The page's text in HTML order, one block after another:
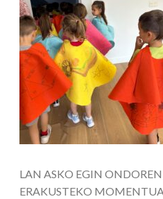
LAN ASKO EGIN
ERAKUSTEKO